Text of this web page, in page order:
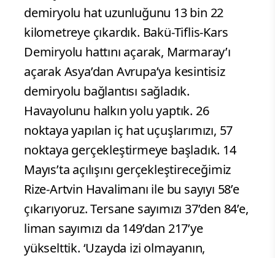
demiryolu hat uzunluğunu 13 bin 22
kilometreye çıkardık. Bakü-Tiflis-Kars
Demiryolu hattını açarak, Marmaray’ı
açarak Asya’dan Avrupa’ya kesintisiz
demiryolu bağlantısı sağladık.
Havayolunu halkın yolu yaptık. 26
noktaya yapılan iç hat uçuşlarımızı, 57
noktaya gerçekleştirmeye başladık. 14
Mayıs’ta açılışını gerçekleştireceğimiz
Rize-Artvin Havalimanı ile bu sayıyı 58’e
çıkarıyoruz. Tersane sayımızı 37’den 84’e,
liman sayımızı da 149’dan 217’ye
yükselttik. ‘Uzayda izi olmayanın,